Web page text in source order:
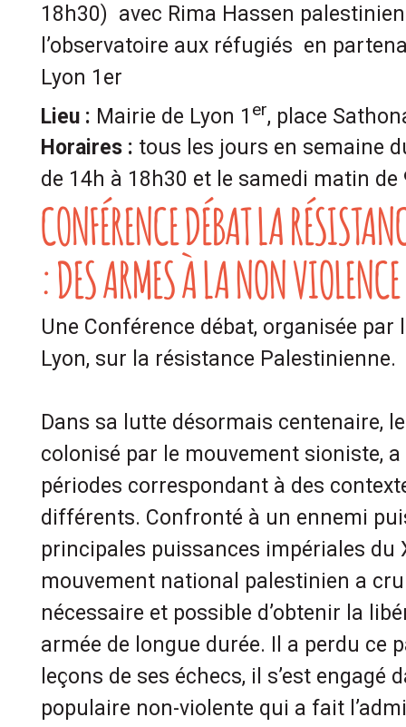
18h30) avec Rima Hassen
l’observatoire aux réfugiés en
Lyon 1er
Lieu : Mairie de Lyon 1 er, place
Horaires : tous les jours en semaine
de 14h à 18h30 et le samedi matin de
CONFÉRENCE DÉBAT LA
: DES ARMES À LA NON VIOLENCE
Une Conférence débat, organisée par
Lyon, sur la résistance Palestinienne.
Dans sa lutte désormais centenaire,
colonisé par le mouvement sioniste,
périodes correspondant à des
différents. Confronté à un ennemi
principales puissances impériales du
mouvement national palestinien a
nécessaire et possible d’obtenir la
armée de longue durée. Il a perdu ce
leçons de ses échecs, il s’est engagé
populaire non-violente qui a fait